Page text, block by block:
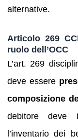
alternative.
Articolo 269
ruolo dell’OCC
L’art. 269
deve essere
composizione
debitore deve
l’inventario dei